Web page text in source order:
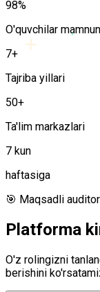
+
98%
O'quvchilar
7+
Tajriba yillari
50+
Ta'lim markazlari
7 kun
haftasiga
🎯 Maqsadli
Platforma
O'z rolingizni
berishini